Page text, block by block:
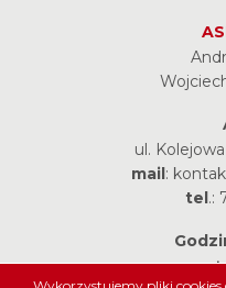
ul.
mail:
tel.:
pon.-